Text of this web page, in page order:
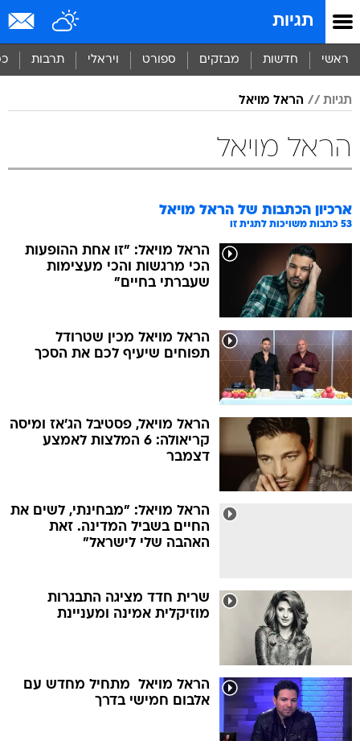
תגיות
ראשי חדשות מבזקים ספורט ויראלי תרבות
תגיות הראל מויאל
הראל מויאל
ארכיון הכתבות של הראל מויאל
53 כתבות משויכות לתגית זו
הראל מויאל: "זו אחת ההופעות
הכי מרגשות והכי מעצימות
שעברתי בחיים"
הראל מויאל מכין שטרודל
תפוחים שיעיף לכם את הסכך
הראל מויאל, פסטיבל הג'אז ומיסה
קריאולה: 6 המלצות לאמצע
דצמבר
הראל מויאל: "מבחינתי, לשים את
החיים בשביל המדינה. זאת
האהבה שלי לישראל"
שרית חדד מציגה התבגרות
מוזיקלית אמינה ומעניינת
הראל מויאל  מתחיל מחדש עם
אלבום חמישי בדרך